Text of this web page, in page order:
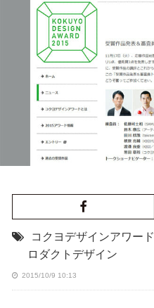
コクヨデザインアワード
ロダクトデザイン
2015/10/9 10:13